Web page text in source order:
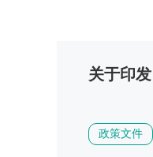
关于印
政策文件